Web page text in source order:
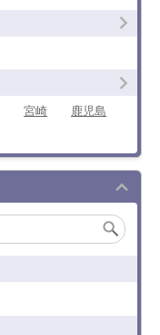
宮崎
鹿児島